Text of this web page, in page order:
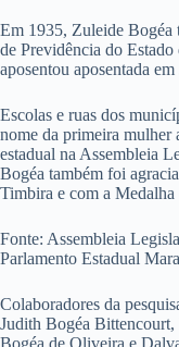
Em 1935, Zuleide Bogéa
de Previdência do
aposentou aposentada
Escolas e ruas dos
nome da primeira mulher
estadual na Assembleia
Bogéa também foi
Timbira e com a
Fonte: Assembleia
Parlamento Estadual
Colaboradores da
Judith Bogéa
Bogéa de Oliveira e